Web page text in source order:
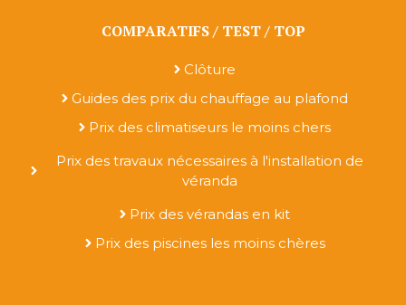
COMPARATIFS / TEST / TOP
Clôture
Guides des prix du chauffage au plafond
Prix des climatiseurs le moins chers
Prix des travaux nécessaires à l'installation de
véranda
Prix des vérandas en kit
Prix des piscines les moins chères